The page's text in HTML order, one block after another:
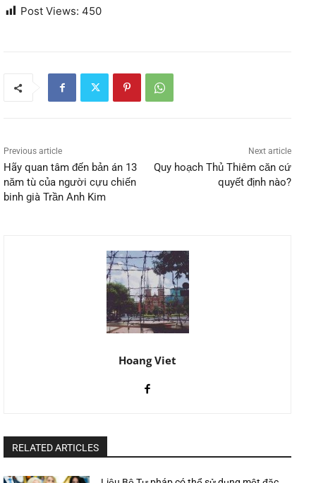
Post Views: 450
Previous article
Hãy quan tâm đến bản án 13
năm tù của người cựu chiến
binh già Trần Anh Kim
Next article
Quy hoạch Thủ Thiêm căn cứ
quyết định nào?
Hoang Viet
RELATED ARTICLES